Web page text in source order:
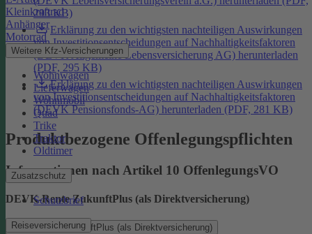
Kleinkraftrad
Anhänger
Motorrad
Weitere Kfz-Versicherungen
Wohnwagen
Lieferwagen
Wohnmobil
Quad
Trike
Traktor
Oldtimer
Zusatzschutz
Schutzbrief
Reiseversicherung
293 KB)
Erklärung zu den wichtigsten nachteiligen Auswirkungen
von Investitionsentscheidungen auf Nachhaltigkeitsfaktoren
(DEVK Allgemeine Lebensversicherung AG) herunterladen
(PDF, 295 KB)
Erklärung zu den wichtigsten nachteiligen Auswirkungen
von Investitionsentscheidungen auf Nachhaltigkeitsfaktoren
(DEVK Pensionsfonds-AG) herunterladen (PDF, 281 KB)
Produktbezogene Offenlegungspflichten
Informationen nach Artikel 10 OffenlegungsVO
DEVK-Rente ZukunftPlus (als Direktversicherung)
DEVK-Rente ZukunftPlus (als Direktversicherung)